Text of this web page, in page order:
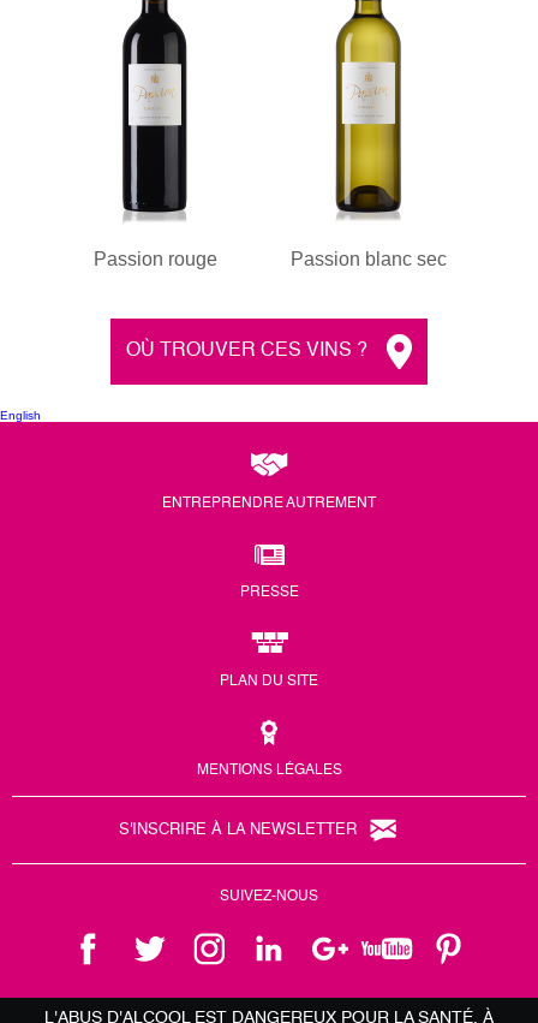
Passion rouge Passion blanc sec
OÙ TROUVER CES VINS ?
English
ENTREPRENDRE AUTREMENT
PRESSE
PLAN DU SITE
MENTIONS LÉGALES
S'INSCRIRE À LA NEWSLETTER
SUIVEZ-NOUS
L'ABUS D'ALCOOL EST DANGEREUX POUR LA SANTÉ, À